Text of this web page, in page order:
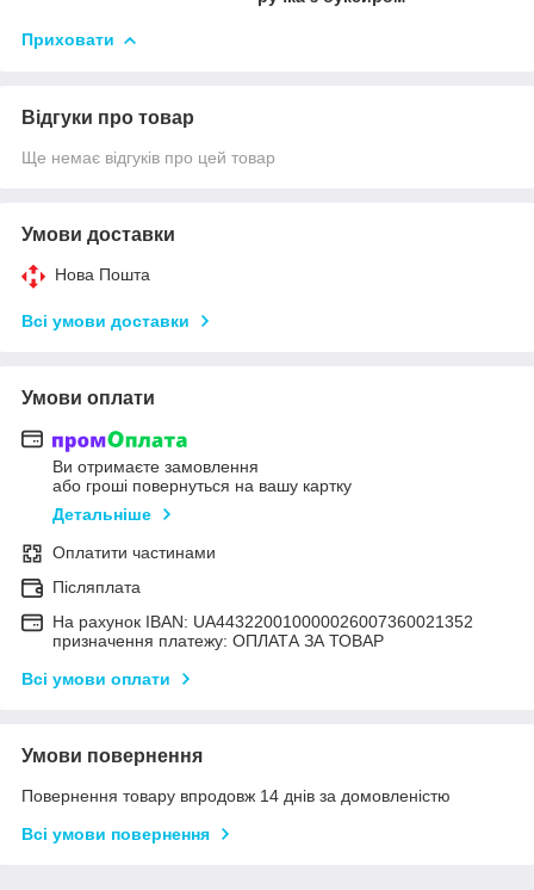
Приховати
Відгуки про товар
Ще немає відгуків про цей товар
Умови доставки
Нова Пошта
Всі умови доставки
Умови оплати
Ви отримаєте замовлення
або гроші повернуться на вашу картку
Детальніше
Оплатити частинами
Післяплата
На рахунок IBAN: UA443220010000026007360021352
призначення платежу: ОПЛАТА ЗА ТОВАР
Всі умови оплати
Умови повернення
Повернення товару впродовж 14 днів за домовленістю
Всі умови повернення